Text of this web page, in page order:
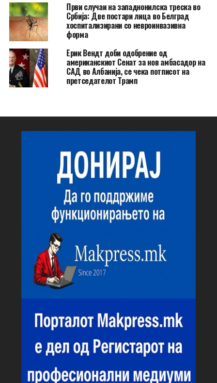
Први случаи на западнонилска треска во
Србија: Две постари лица во Белград
хоспитализирани со невроинвазивна
форма
Ерик Вендт доби одобрение од
американскиот Сенат за нов амбасадор на
САД во Албанија, се чека потписот на
претседателот Трамп